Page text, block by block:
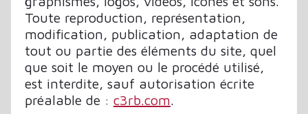
Toute reproduction, représentation,
modification, publication, adaptation de
tout ou partie des éléments du site, quel
que soit le moyen ou le procédé utilisé,
est interdite, sauf autorisation écrite
préalable de : c3rb.com.